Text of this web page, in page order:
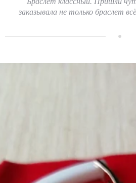
заказывала не только браслет всё